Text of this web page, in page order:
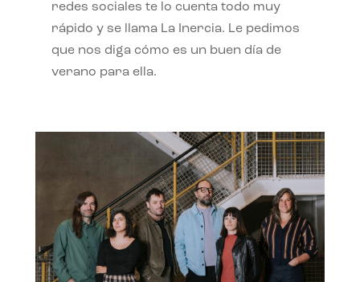
redes sociales te lo cuenta todo muy
rápido y se llama La Inercia. Le pedimos
que nos diga cómo es un buen día de
verano para ella.